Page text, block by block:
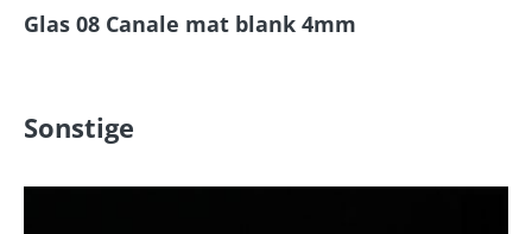
Glas 08 Canale mat blank 4mm
Sonstige